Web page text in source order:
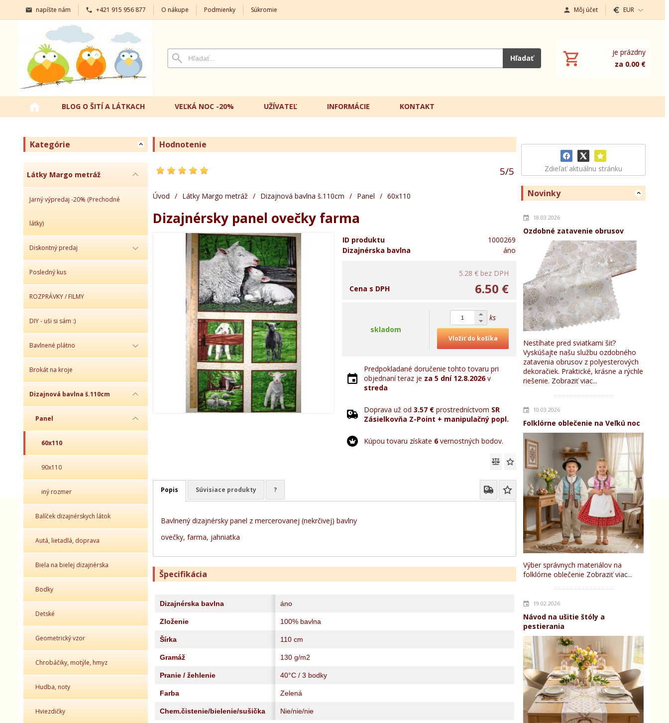
napíšte nám +421 915 956 877 O nákupe Podmienky Súkromie Môj účet EUR
Hľadať
je prázdny
za 0.00 €
BLOG O ŠITÍ A LÁTKACH VEĽKÁ NOC -20% UŽÍVATEĽ INFORMÁCIE KONTAKT
Kategórie
Látky Margo metráž
Jarný výpredaj -20% (Prechodné
látky)
Diskontný predaj
Posledný kus
ROZPRÁVKY / FILMY
DIY - uši si sám :)
Bavlnené plátno
Brokát na kroje
Dizajnová bavlna š.110cm
Panel
60x110
90x110
iný rozmer
Balíček dizajnérskych látok
Autá, lietadlá, doprava
Biela na bielej dizajnérska
Bodky
Detské
Geometrický vzor
Chrobáčiky, motýle, hmyz
Hudba, noty
Hviezdičky
Zdieľať aktuálnu stránku
Novinky
18.03.2026
Ozdobné zatavenie obrusov
Nestíhate pred sviatkami šiť?
Vyskúšajte našu službu ozdobného
zatavenia obrusov z polyesterových
dekoračiek. Praktické, krásne a rýchle
riešenie. Zobraziť viac...
10.03.2026
Folklórne oblečenie na Veľkú noc
Výber správnych materiálov na
folklórne oblečenie Zobraziť viac...
19.02.2026
Návod na ušitie štóly a
pestierania
Hodnotenie
5/5
Úvod / Látky Margo metráž / Dizajnová bavlna š.110cm / Panel / 60x110
Dizajnérsky panel ovečky farma
ID produktu
1000269
Dizajnérska bavlna
áno
5.28 € bez DPH
6.50 €
Cena s DPH
skladom
ks
Vložiť do košíka
Predpokladané doručenie tohto tovaru pri
objednaní teraz je za 5 dní 12.8.2026v
streda
Doprava už od 3.57 € prostredníctvom SR
Zásielkovňa Z-Point + manipulačný popl.
Kúpou tovaru získate 6vernostných bodov.
Popis Súvisiace produkty ?
Bavlnený dizajnérsky panel z mercerovanej (nekrčivej) bavlny
ovečky, farma, jahniatka
Špecifikácia
Dizajnérska bavlna áno
Zloženie 100% bavlna
Šírka 110 cm
Gramáž 130 g/m2
Pranie / žehlenie 40°C / 3 bodky
Farba Zelená
Chem.čistenie/bielenie/sušička Nie/nie/nie